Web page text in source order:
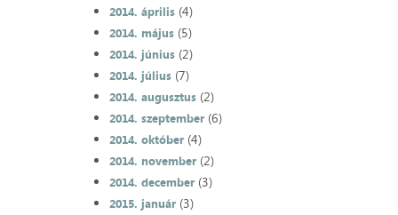
2014. április(4)
2014. május(5)
2014. június(2)
2014. július(7)
2014. augusztus(2)
2014. szeptember(6)
2014. október(4)
2014. november(2)
2014. december(3)
2015. január(3)